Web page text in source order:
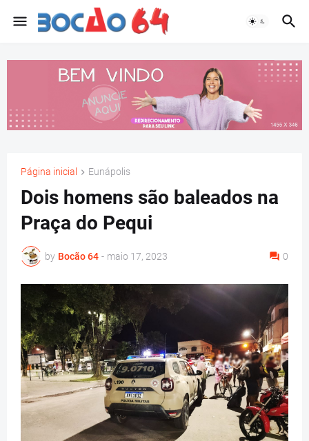
Página inicial Eunápolis
Dois homens são baleados na
Praça do Pequi
by Bocão 64 - maio 17, 2023 0